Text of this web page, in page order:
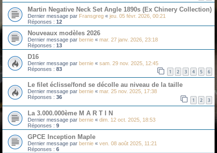
Martin Negative Neck Set Angle 1890s (Ex Chinery Collection)
Dernier message par Fransgreg « jeu. 05 févr. 2026, 00:21
Réponses : 12
Nouveaux modèles 2026
Dernier message par bernie « mar. 27 janv. 2026, 23:18
Réponses : 13
D16
Dernier message par bernie « sam. 29 nov. 2025, 12:45
Réponses : 83 1 2 3 4 5 6
Le filet éclisse/fond se décolle au niveau de la taille
Dernier message par bernie « mar. 25 nov. 2025, 17:38
Réponses : 36 1 2 3
La 3.000.000ème M A R T I N
Dernier message par bernie « dim. 12 oct. 2025, 18:53
Réponses : 9
GPCE Inception Maple
Dernier message par bernie « ven. 08 août 2025, 11:21
Réponses : 6